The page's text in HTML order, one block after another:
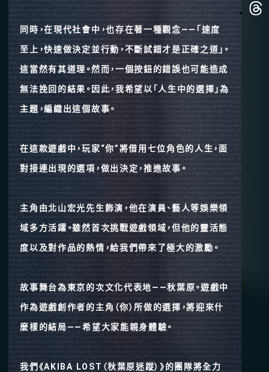
同時，在現代社會中，也存在著一種觀念——「速度
至上，快速做決定並行動，不斷試錯才是正確之道」。
這當然有其道理。然而，一個按鈕的錯誤也可能造成
無法挽回的結果。因此，我希望以「人生中的選擇」為
主題，編織出這個故事。
在這款遊戲中，玩家“你”將借用七位角色的人生，面
對接連出現的選項，做出決定，推進故事。
主角由北山宏光先生飾演，他在演員、藝人等娛樂領
域多方活躍。雖然首次挑戰遊戲領域，但他的靈活態
度以及對作品的熱情，給我們帶來了極大的激勵。
故事舞台為東京的次文化代表地——秋葉原。遊戲中
作為遊戲創作者的主角（你）所做的選擇，將迎來什
麼樣的結局——希望大家能親身體驗。
我們《AKIBA LOST（秋葉原迷蹤）》的團隊將全力